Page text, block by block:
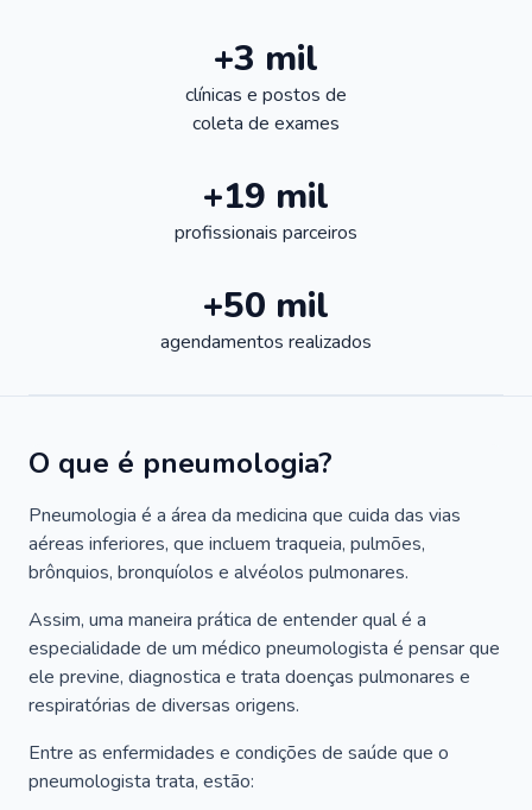
+3 mil
clínicas e postos de
coleta de exames
+19 mil
profissionais parceiros
+50 mil
agendamentos realizados
O que é pneumologia?
Pneumologia é a área da medicina que cuida das vias
aéreas inferiores, que incluem traqueia, pulmões,
brônquios, bronquíolos e alvéolos pulmonares.
Assim, uma maneira prática de entender qual é a
especialidade de um médico pneumologista é pensar que
ele previne, diagnostica e trata doenças pulmonares e
respiratórias de diversas origens.
Entre as enfermidades e condições de saúde que o
pneumologista trata, estão: